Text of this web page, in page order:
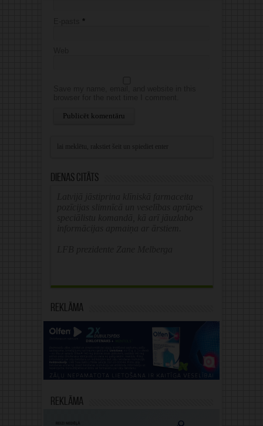
*
Dienas citāts
Reklāma
Reklāma